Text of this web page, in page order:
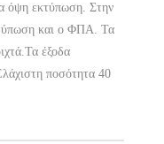
όψη εκτύπωση. Στην
και ο ΦΠΑ. Τα
έξοδα
ποσότητα 40